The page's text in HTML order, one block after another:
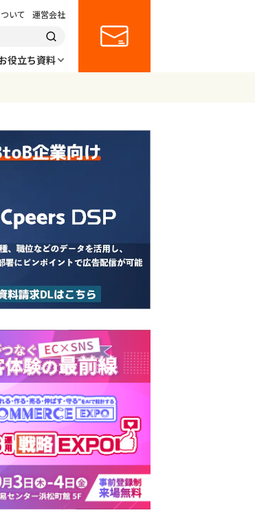
いて 運営会社
役立ち資料